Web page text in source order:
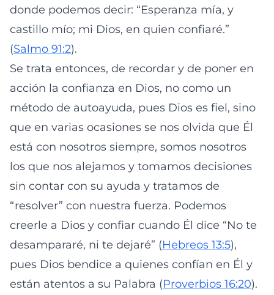
donde podemos decir: “Esperanza mía, y
castillo mío; mi Dios, en quien confiaré.”
(Salmo 91:2).
Se trata entonces, de recordar y de poner en
acción la confianza en Dios, no como un
método de autoayuda, pues Dios es fiel, sino
que en varias ocasiones se nos olvida que Él
está con nosotros siempre, somos nosotros
los que nos alejamos y tomamos decisiones
sin contar con su ayuda y tratamos de
“resolver” con nuestra fuerza. Podemos
creerle a Dios y confiar cuando Él dice “No te
desampararé, ni te dejaré” (Hebreos 13:5),
pues Dios bendice a quienes confían en Él y
están atentos a su Palabra (Proverbios 16:20).